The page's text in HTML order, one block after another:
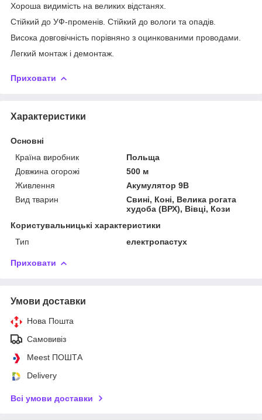
Хороша видимість на великих відстанях.
Стійкий до УФ-променів. Стійкий до вологи та опадів.
Висока довговічність порівняно з оцинкованими проводами.
Легкий монтаж і демонтаж.
Приховати
Характеристики
Основні
Країна виробник
Польща
Довжина огорожі
500 м
Живлення
Акумулятор 9В
Вид тварин
Свині, Коні, Велика рогата
худоба (ВРХ), Вівці, Кози
Користувальницькі характеристики
Тип
електропастух
Приховати
Умови доставки
Нова Пошта
Самовивіз
Meest ПОШТА
Delivery
Всі умови доставки